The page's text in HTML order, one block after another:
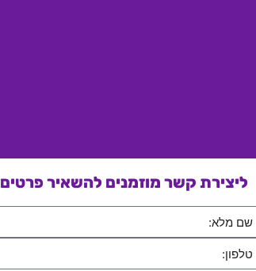
ליצירת קשר מוזמנים להשאיר פרטים